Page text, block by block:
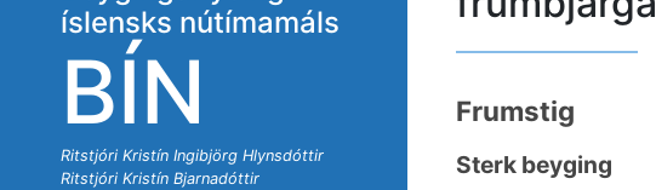
íslensks nútímamáls
BÍN
Ritstjóri Kristín Ingibjörg Hlynsdóttir
Ritstjóri Kristín Bjarnadóttir
Frumstig
Sterk beyging